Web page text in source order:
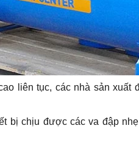
liên tục, các nhà sản xuất
bị chịu được các va đập